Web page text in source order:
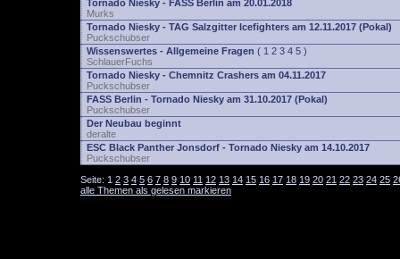
Tornado Niesky - FASS Berlin am 20.01.2018
Murks
Tornado Niesky - TAG Salzgitter Icefighters am 12.11.2017 (Pokal)
Puckschubser
Wissenswertes - Allgemeine Fragen ( 1 2 3 4 5 )
SchlauerFuchs
Tornado Niesky - Chemnitz Crashers am 04.11.2017
Puckschubser
FASS Berlin - Tornado Niesky am 31.10.2017 (Pokal)
Puckschubser
Der Neubau beginnt
deralte
ESC Black Panther Jonsdorf - Tornado Niesky am 14.10.2017
Puckschubser
Seite: 1 2 3 4 5 6 7 8 9 10 11 12 13 14 15 16 17 18 19 20 21 22 23 24 25
alle Themen als gelesen markieren